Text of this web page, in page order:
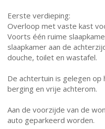
Eerste verdieping:
Overloop met vaste kast
Voorts één ruime
slaapkamer aan de
douche, toilet en wastafel.
De achtertuin is gelegen
berging en vrije achterom.
Aan de voorzijde van de
auto geparkeerd worden.